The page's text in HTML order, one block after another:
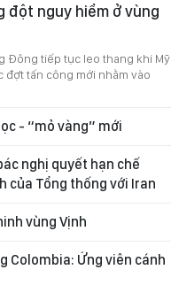
đột nguy hiểm ở vùng
Đông tiếp tục leo thang khi Mỹ
đợt tấn công mới nhằm vào
- “mỏ vàng” mới
nghị quyết hạn chế
của Tổng thống với Iran
vùng Vịnh
Colombia: Ứng viên cánh